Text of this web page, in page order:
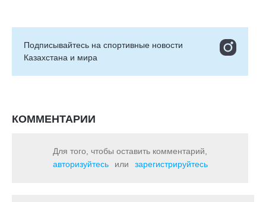
Подписывайтесь на cпортивные новости
Казахстана и мира
КОММЕНТАРИИ
Для того, чтобы оставить комментарий,
авторизуйтесь
или зарегистрируйтесь